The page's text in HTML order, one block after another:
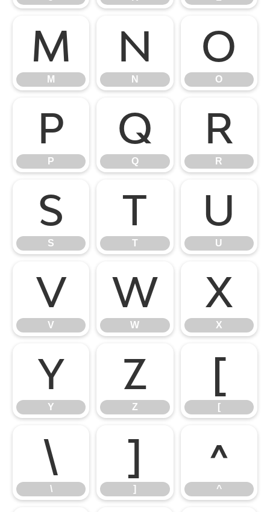
M
M
N
N
O
O
P
P
Q
Q
R
R
S
S
T
T
U
U
V
V
W
W
X
X
Y
Y
Z
Z
[
[
\
\
]
]
^
^